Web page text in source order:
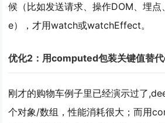
候（比如发送请求、操作DOM、埋
e），才用watch或watchEffect。
优化2：用computed包装关键值替
刚才的购物车例子里已经演示过了
个对象/数组，性能消耗很大；而用